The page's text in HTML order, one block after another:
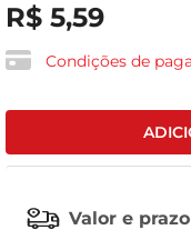
R$ 5,59
Condições de
Valor e
frango
leite
leite pó